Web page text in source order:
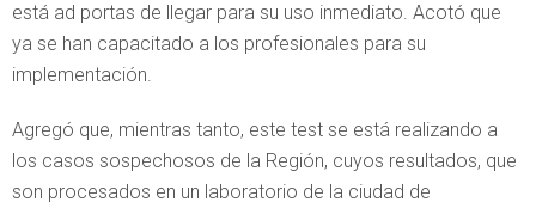
está ad portas de llegar para su uso inmediato. Acotó que
ya se han capacitado a los profesionales para su
implementación.
Agregó que, mientras tanto, este test se está realizando a
los casos sospechosos de la Región, cuyos resultados, que
son procesados en un laboratorio de la ciudad de